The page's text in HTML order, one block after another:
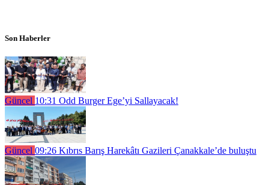
Son Haberler
Güncel 10:31 Odd Burger Ege’yi Sallayacak!
Güncel 09:26 Kıbrıs Barış Harekâtı Gazileri Çanakkale’de buluştu